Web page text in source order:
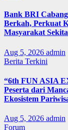
Bank BRI
Berkah, Perkuat
Masyarakat
Aug 5, 2026 admin
Berita Terkini
“6th FUN ASIA
Peserta dari
Ekosistem
Aug 5, 2026 admin
Forum